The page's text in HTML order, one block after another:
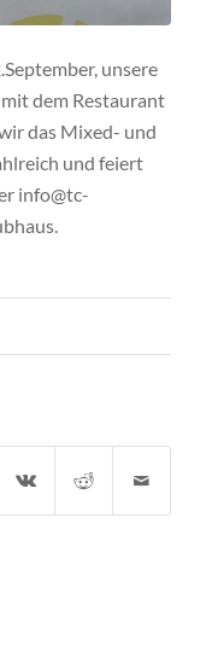
unsere
dem Restaurant
das Mixed- und
und feiert
info@tc-